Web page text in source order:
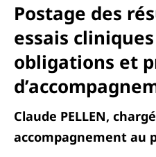
Postage des
essais
obligations et
Claude PELLEN,
accompagnement au